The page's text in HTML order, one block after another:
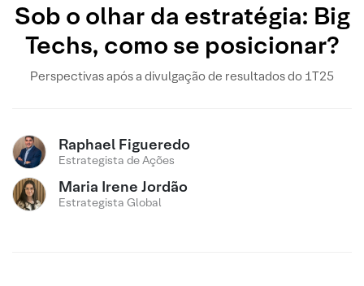
Sob o olhar da estratégia: Big
Techs, como se posicionar?
Perspectivas após a divulgação de resultados do 1T25
Raphael Figueredo
Estrategista de Ações
Maria Irene Jordão
Estrategista Global